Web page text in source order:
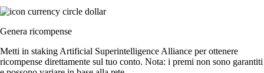
Genera ricompense
Metti in staking Artificial Superintelligence Alliance per ottenere
ricompense direttamente sul tuo conto. Nota: i premi non sono garantiti